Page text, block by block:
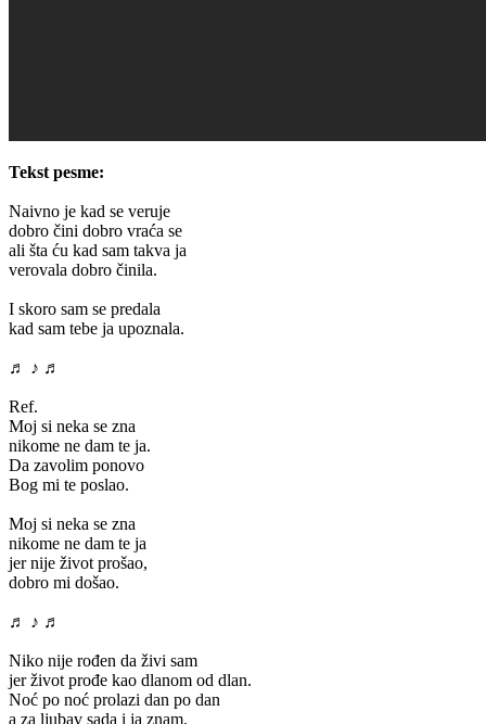
Tekst pesme:
Naivno je kad se veruje
dobro čini dobro vraća se
ali šta ću kad sam takva ja
verovala dobro činila.
I skoro sam se predala
kad sam tebe ja upoznala.
♬ ♪ ♬
Ref.
Moj si neka se zna
nikome ne dam te ja.
Da zavolim ponovo
Bog mi te poslao.
Moj si neka se zna
nikome ne dam te ja
jer nije život prošao,
dobro mi došao.
♬ ♪ ♬
Niko nije rođen da živi sam
jer život prođe kao dlanom od dlan.
Noć po noć prolazi dan po dan
a za ljubav sada i ja znam.